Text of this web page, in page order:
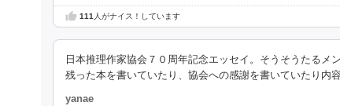
111人がナイス！しています
日本推理作家協会７０周年記念エッセイ。そうそうたる
残った本を書いていたり、協会への感謝を書いていたり内
yanae